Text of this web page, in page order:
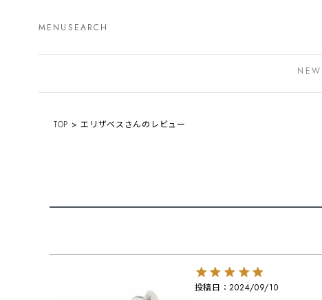
MENU SEARCH
NEW
TOP エリザベスさんのレビュー
投稿日 2024/09/10